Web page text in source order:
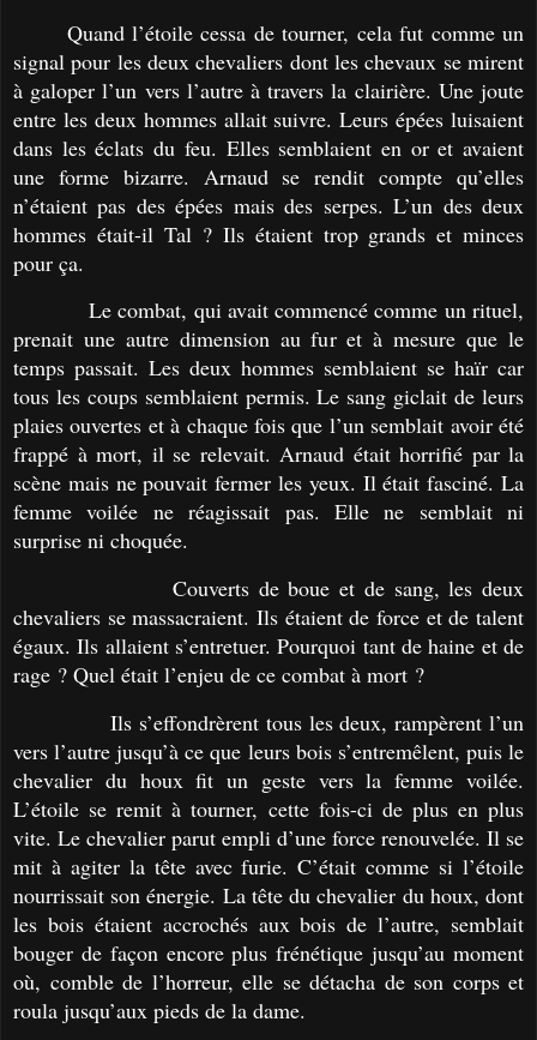
Quand l’étoile cessa de tourner, cela fut comme un
signal pour les deux chevaliers dont les chevaux se mirent
à galoper l’un vers l’autre à travers la clairière. Une joute
entre les deux hommes allait suivre. Leurs épées luisaient
dans les éclats du feu. Elles semblaient en or et avaient
une forme bizarre. Arnaud se rendit compte qu’elles
n’étaient pas des épées mais des serpes. L’un des deux
hommes était-il Tal ? Ils étaient trop grands et minces
pour ça.
Le combat, qui avait commencé comme un rituel,
prenait une autre dimension au fur et à mesure que le
temps passait. Les deux hommes semblaient se haïr car
tous les coups semblaient permis. Le sang giclait de leurs
plaies ouvertes et à chaque fois que l’un semblait avoir été
frappé à mort, il se relevait. Arnaud était horrifié par la
scène mais ne pouvait fermer les yeux. Il était fasciné. La
femme voilée ne réagissait pas. Elle ne semblait ni
surprise ni choquée.
Couverts de boue et de sang, les deux
chevaliers se massacraient. Ils étaient de force et de talent
égaux. Ils allaient s’entretuer. Pourquoi tant de haine et de
rage ? Quel était l’enjeu de ce combat à mort ?
Ils s’effondrèrent tous les deux, rampèrent l’un
vers l’autre jusqu’à ce que leurs bois s’entremêlent, puis le
chevalier du houx fit un geste vers la femme voilée.
L’étoile se remit à tourner, cette fois-ci de plus en plus
vite. Le chevalier parut empli d’une force renouvelée. Il se
mit à agiter la tête avec furie. C’était comme si l’étoile
nourrissait son énergie. La tête du chevalier du houx, dont
les bois étaient accrochés aux bois de l’autre, semblait
bouger de façon encore plus frénétique jusqu’au moment
où, comble de l’horreur, elle se détacha de son corps et
roula jusqu’aux pieds de la dame.